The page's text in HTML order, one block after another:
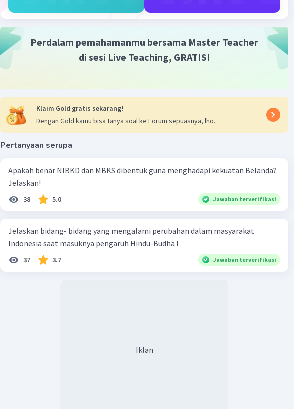
Perdalam pemahamanmu bersama Master Teacher
di sesi Live Teaching, GRATIS!
Klaim Gold gratis sekarang!
Dengan Gold kamu bisa tanya soal ke Forum sepuasnya, lho.
Pertanyaan serupa
Apakah benar NIBKD dan MBKS dibentuk guna menghadapi kekuatan Belanda?
Jelaskan!
38 5.0 Jawaban terverifikasi
Jelaskan bidang- bidang yang mengalami perubahan dalam masyarakat
Indonesia saat masuknya pengaruh Hindu-Budha !
37 3.7 Jawaban terverifikasi
Iklan